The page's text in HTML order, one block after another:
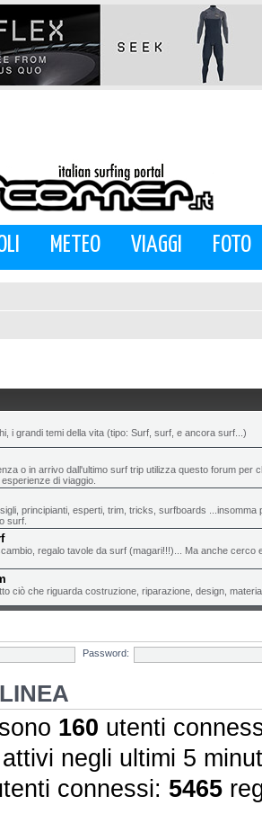
METEO VIAGGI FOTO
i grandi temi della vita (tipo: Surf, surf, e ancora surf...)
o in arrivo dall'ultimo surf trip utilizza questo forum per
di viaggio.
principianti, esperti, trim, tricks, surfboards ...insomma
surf.
regalo tavole da surf (magari!!!)... Ma anche cerco
ciò che riguarda costruzione, riparazione, design,
Password:
160 utenti
negli ultimi 5
connessi: 5465